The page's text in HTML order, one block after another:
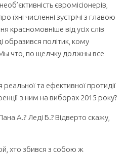
євромісіонерів,
їхні численні зустрічі з главою
красномовніше від усіх слів
образився політик, кому
что, по щелчку должны все
та ефективної протидії
з ним на виборах 2015 року?
А.? Леді Б.? Відверто скажу,
хто збився з собою ж